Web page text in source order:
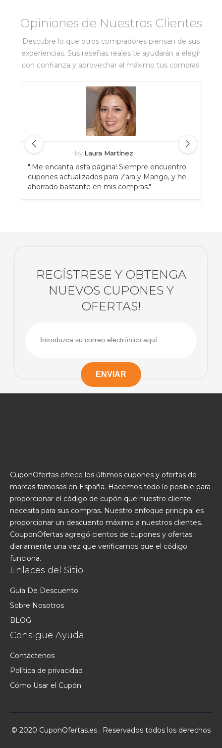
Opiniones de Nuestros Clientes
Descubre lo que otros compradores piensan de sus
experiencias. Sus reseñas reales te ayudarán a elegir
con confianza y aprovechar al máximo tus compras.
by Laura Martínez
"¡Me encanta esta página! Siempre encuentro
cupones actualizados para Zara y Mango, y he
ahorrado bastante en mis compras."
REGÍSTRESE Y OBTENGA
NUEVOS CUPONES Y
OFERTAS!
CuponOfertas ofrece los últimos cupones y ofertas de
marcas famosas en España. Hacemos todo lo posible para
proporcionar el código de cupón que nuestro cliente
necesita para sus compras. Nuestro enfoque principal es
proporcionar un descuento máximo a nuestros clientes.
CouponOfertas agregó cientos de cupones y ofertas
diariamente una vez que verificamos que el código
funciona.
Enlaces del Sitio
Guía De Descuento
Sobre Nosotros
BLOG
Consigue Ayuda
Contáctenos
Política de privacidad
Cómo Usar el Cupón
© 2020 CuponOfertas.es . Reservados todos los derechos